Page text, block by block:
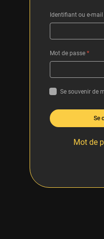
Identifiant ou e-mail
Mot de passe *
Se souvenir de
Se
Mot de